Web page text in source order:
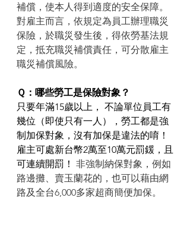
補償，使本人得到適度的安全保障。
對雇主而言，依規定為員工辦理職災
保險，於職災發生後，得依勞基法規
定，抵充職災補償責任，可分散雇主
職災補償風險。
Ｑ：哪些勞工是保險對象？
只要年滿15歲以上， 不論單位員工有
幾位（即使只有一人），勞工都是強
制加保對象，沒有加保是違法的唷！
雇主可處新台幣2萬至10萬元罰鍰，且
可連續開罰！ 非強制納保對象，例如
路邊攤、賣玉蘭花的，也可以藉由網
路及全台6,000多家超商簡便加保。